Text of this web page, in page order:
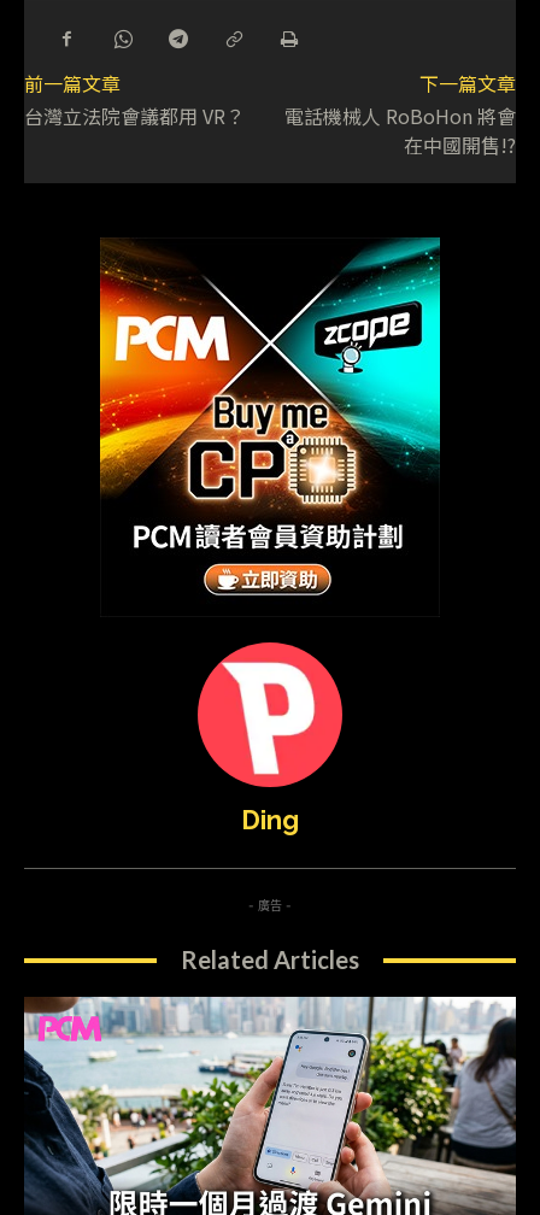
前一篇文章
台灣立法院會議都用 VR？
下一篇文章
電話機械人 RoBoHon 將會
在中國開售!?
Ding
- 廣告 -
Related Articles